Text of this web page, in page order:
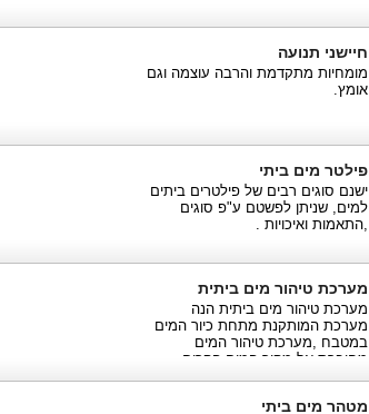
חיישני תנועה
מומחיות מתקדמת והרבה עוצמה וגם
אומץ.
פילטר מים ביתי
ישנם סוגים רבים של פילטרים ביתים
למים, שניתן לפשטם ע"פ סוגים
,התאמות ואיכויות .
מערכת טיהור מים ביתית
מערכת טיהור מים ביתית הנה
מערכת המותקנת מתחת כיור המים
במטבח ,מערכת טיהור המים
מחוברת אל מקור המים הקרים
מטהר מים ביתי